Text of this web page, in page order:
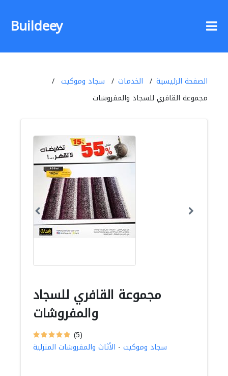
Buildeey
الصفحة الرئيسية الخدمات
سجاد وموكيت
مجموعة القافري للسجاد والمفروشات
مجموعة القافري للسجاد
والمفروشات
(5)
سجاد وموكيت - الأثاث والمفروشات المنزلية